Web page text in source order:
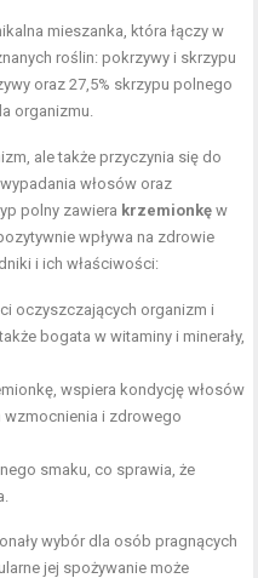
mieszanka, która łączy w
roślin: pokrzywy i skrzypu
oraz 27,5% skrzypu polnego
organizmu.
ale także przyczynia się do
wypadania włosów oraz
polny zawiera krzemionkę w
wpływa na zdrowie
i ich właściwości:
oczyszczających organizm i
bogata w witaminy i minerały,
wspiera kondycję włosów
i zdrowego
smaku, co sprawia, że
wybór dla osób pragnących
jej spożywanie może